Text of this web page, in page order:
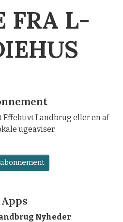
FRA L-
Effektivt Landbrug eller en af
ugeaviser.
Apps
Nyheder